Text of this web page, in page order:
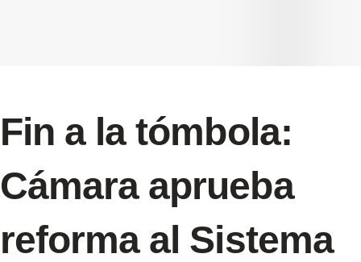
Fin a la tómbola:
Cámara aprueba
reforma al Sistema